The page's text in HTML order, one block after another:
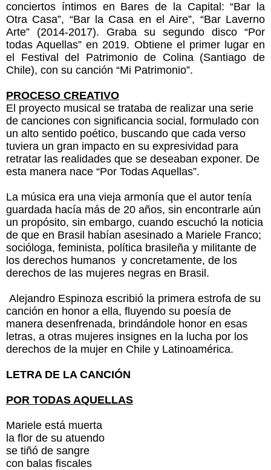
conciertos íntimos en Bares de la Capital: “Bar la
Otra Casa”, “Bar la Casa en el Aire”, “Bar Laverno
Arte” (2014-2017). Graba su segundo disco “Por
todas Aquellas” en 2019. Obtiene el primer lugar en
el Festival del Patrimonio de Colina (Santiago de
Chile), con su canción “Mi Patrimonio”.
PROCESO CREATIVO
El proyecto musical se trataba de realizar una serie
de canciones con significancia social, formulado con
un alto sentido poético, buscando que cada verso
tuviera un gran impacto en su expresividad para
retratar las realidades que se deseaban exponer. De
esta manera nace “Por Todas Aquellas”.
La música era una vieja armonía que el autor tenía
guardada hacía más de 20 años, sin encontrarle aún
un propósito, sin embargo, cuando escuchó la noticia
de que en Brasil habían asesinado a Mariele Franco;
socióloga, feminista, política brasileña y militante de
los derechos humanos ​ y concretamente, de los
derechos de las mujeres negras en Brasil.
Alejandro Espinoza escribió la primera estrofa de su
canción en honor a ella, fluyendo su poesía de
manera desenfrenada, brindándole honor en esas
letras, a otras mujeres insignes en la lucha por los
derechos de la mujer en Chile y Latinoamérica.
LETRA DE LA CANCIÓN
POR TODAS AQUELLAS
Mariele está muerta
la flor de su atuendo
se tiñó de sangre
con balas fiscales